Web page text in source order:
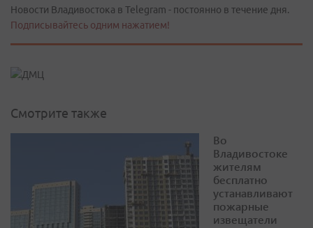
Новости Владивостока в Telegram - постоянно в течение дня.
Подписывайтесь одним нажатием!
Смотрите также
Во
Владивостоке
жителям
бесплатно
устанавливают
пожарные
извещатели